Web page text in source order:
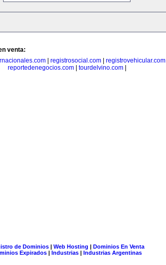
venta:
registrosocial.com registrovehicular.com
reportedenegocios.com| tourdelvino.com|
de Dominios| Web Hosting | Dominios En Venta
Expirados | Industrias | Industrias Argentinas